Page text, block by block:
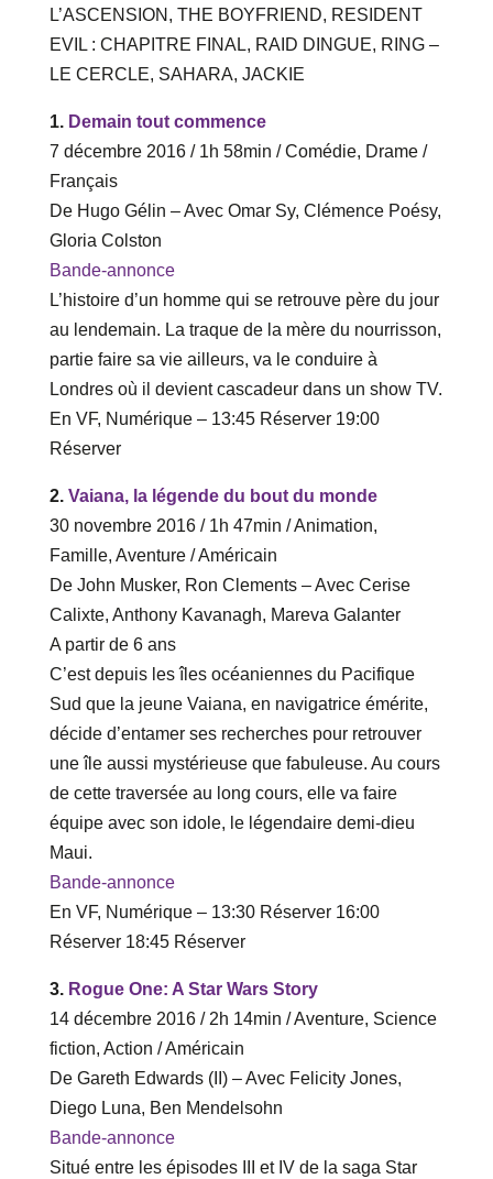
L’ASCENSION, THE BOYFRIEND, RESIDENT
EVIL : CHAPITRE FINAL, RAID DINGUE, RING –
LE CERCLE, SAHARA, JACKIE
1. Demain tout commence
7 décembre 2016 / 1h 58min / Comédie, Drame /
Français
De Hugo Gélin – Avec Omar Sy, Clémence Poésy,
Gloria Colston
Bande-annonce
L’histoire d’un homme qui se retrouve père du jour
au lendemain. La traque de la mère du nourrisson,
partie faire sa vie ailleurs, va le conduire à
Londres où il devient cascadeur dans un show TV.
En VF, Numérique – ‎13‎:‎45 Réserver‎ 19‎:‎00
Réserver
2. Vaiana, la légende du bout du monde
30 novembre 2016 / 1h 47min / Animation,
Famille, Aventure / Américain
De John Musker, Ron Clements – Avec Cerise
Calixte, Anthony Kavanagh, Mareva Galanter
A partir de 6 ans
C’est depuis les îles océaniennes du Pacifique
Sud que la jeune Vaiana, en navigatrice émérite,
décide d’entamer ses recherches pour retrouver
une île aussi mystérieuse que fabuleuse. Au cours
de cette traversée au long cours, elle va faire
équipe avec son idole, le légendaire demi-dieu
Maui.
Bande-annonce
En VF, Numérique – ‎13‎:‎30 Réserver ‎16‎:‎00
Réserver‎ 18‎:‎45 Réserver
3. Rogue One: A Star Wars Story
14 décembre 2016 / 2h 14min / Aventure, Science
fiction, Action / Américain
De Gareth Edwards (II) – Avec Felicity Jones,
Diego Luna, Ben Mendelsohn
Bande-annonce
Situé entre les épisodes III et IV de la saga Star